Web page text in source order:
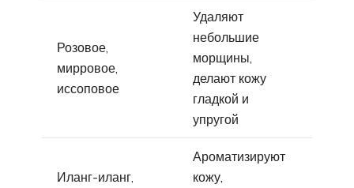
Розовое,
мирровое,
иссоповое
Удаляют
небольшие
морщины,
делают кожу
гладкой и
упругой
Иланг-иланг,
Ароматизируют
кожу,